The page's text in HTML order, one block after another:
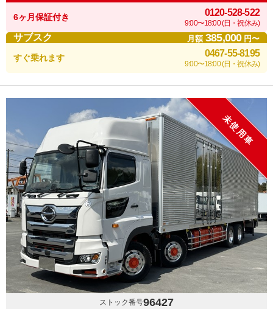
6ヶ月保証付き 0120-528-522
9:00〜18:00 (日・祝休み)
サブスク 月額385,000円〜
すぐ乗れます 0467-55-8195
9:00〜18:00 (日・祝休み)
未使用車
ストック番号96427